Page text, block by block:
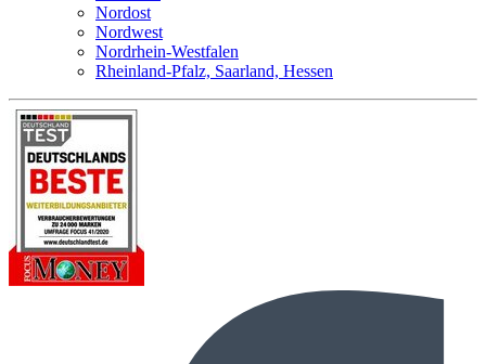
Nordost
Nordwest
Nordrhein-Westfalen
Rheinland-Pfalz, Saarland, Hessen